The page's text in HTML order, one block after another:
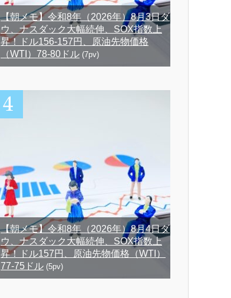
【朝メモ】令和8年（2026年）8月3日ダ
ウ、ナスダック大幅続伸、SOX指数上
昇！ドル156-157円、原油先物価格
（WTI）78-80ドル (7pv)
【朝メモ】令和8年（2026年）8月4日ダ
ウ、ナスダック大幅続伸、SOX指数上
昇！ドル157円、原油先物価格（WTI）
77-75ドル (5pv)